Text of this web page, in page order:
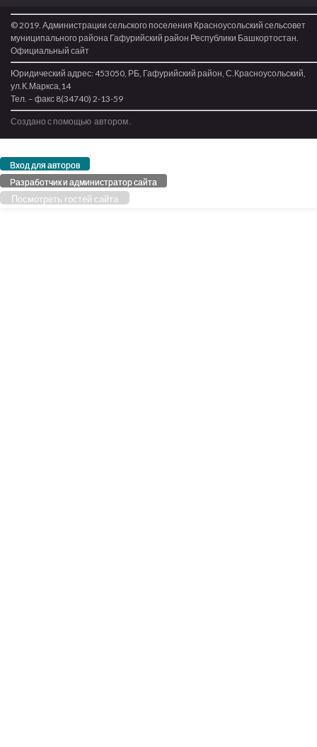
© 2019. Администрации сельского поселения Красноусольский сельсовет
муниципального района Гафурийский район Республики Башкортостан.
Официальный сайт
Юридический адрес: 453050, РБ, Гафурийский район, С.Красноусольский,
ул.К.Маркса,14
Тел. – факс 8(34740) 2-13-59
Создано с помощью автором.
Вход для авторов
Разработчик и администратор сайта
Посмотреть гостей сайта